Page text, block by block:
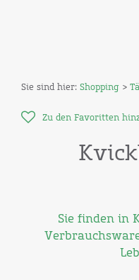
Sie sind hier: Shopping >
Zu den Favoritten
Sie finden in